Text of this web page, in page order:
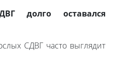
долго оставался
СДВГ часто выглядит